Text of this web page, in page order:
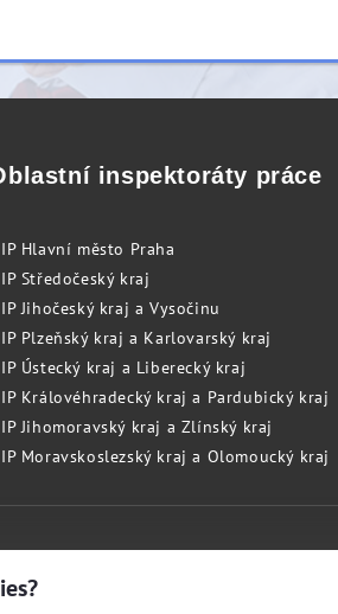
inspektoráty práce
Hlavní město Praha
Středočeský kraj
Jihočeský kraj a Vysočinu
Plzeňský kraj a Karlovarský kraj
Ústecký kraj a Liberecký kraj
Královéhradecký kraj a Pardubický kraj
Jihomoravský kraj a Zlínský kraj
Moravskoslezský kraj a Olomoucký kraj